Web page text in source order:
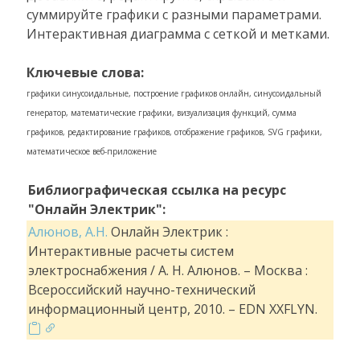
суммируйте графики с разными параметрами.
Интерактивная диаграмма с сеткой и метками.
Ключевые слова:
графики синусоидальные, построение графиков онлайн, синусоидальный
генератор, математические графики, визуализация функций, сумма
графиков, редактирование графиков, отображение графиков, SVG графики,
математическое веб-приложение
Библиографическая ссылка на ресурс
"Онлайн Электрик":
Алюнов, А.Н. Онлайн Электрик :
Интерактивные расчеты систем
электроснабжения / А. Н. Алюнов. – Москва :
Всероссийский научно-технический
информационный центр, 2010. – EDN XXFLYN.